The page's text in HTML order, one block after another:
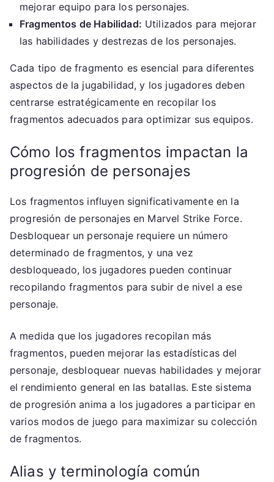
mejorar equipo para los personajes.
Fragmentos de Habilidad: Utilizados para mejorar
las habilidades y destrezas de los personajes.
Cada tipo de fragmento es esencial para diferentes
aspectos de la jugabilidad, y los jugadores deben
centrarse estratégicamente en recopilar los
fragmentos adecuados para optimizar sus equipos.
Cómo los fragmentos impactan la
progresión de personajes
Los fragmentos influyen significativamente en la
progresión de personajes en Marvel Strike Force.
Desbloquear un personaje requiere un número
determinado de fragmentos, y una vez
desbloqueado, los jugadores pueden continuar
recopilando fragmentos para subir de nivel a ese
personaje.
A medida que los jugadores recopilan más
fragmentos, pueden mejorar las estadísticas del
personaje, desbloquear nuevas habilidades y mejorar
el rendimiento general en las batallas. Este sistema
de progresión anima a los jugadores a participar en
varios modos de juego para maximizar su colección
de fragmentos.
Alias y terminología común